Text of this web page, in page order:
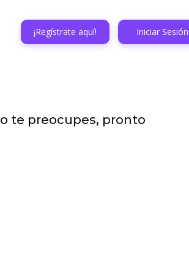
¡Regístrate aquí! Iniciar Sesión
te preocupes, pronto